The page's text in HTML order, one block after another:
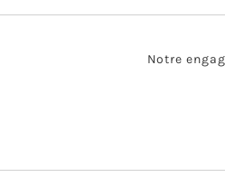
Notre